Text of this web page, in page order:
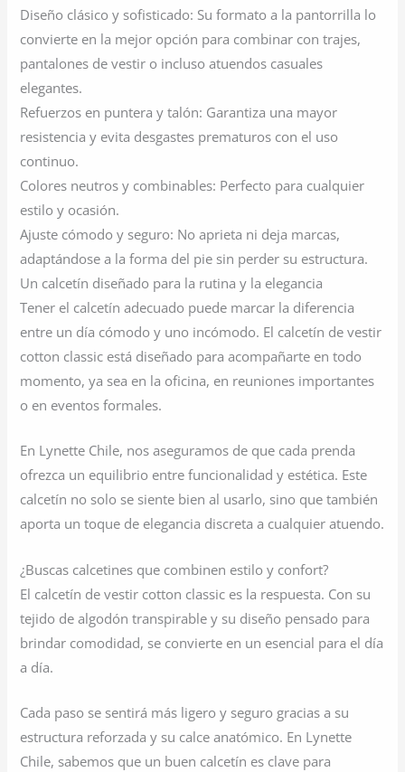
Diseño clásico y sofisticado: Su formato a la pantorrilla lo
convierte en la mejor opción para combinar con trajes,
pantalones de vestir o incluso atuendos casuales
elegantes.
Refuerzos en puntera y talón: Garantiza una mayor
resistencia y evita desgastes prematuros con el uso
continuo.
Colores neutros y combinables: Perfecto para cualquier
estilo y ocasión.
Ajuste cómodo y seguro: No aprieta ni deja marcas,
adaptándose a la forma del pie sin perder su estructura.
Un calcetín diseñado para la rutina y la elegancia
Tener el calcetín adecuado puede marcar la diferencia
entre un día cómodo y uno incómodo. El calcetín de vestir
cotton classic está diseñado para acompañarte en todo
momento, ya sea en la oficina, en reuniones importantes
o en eventos formales.
En Lynette Chile, nos aseguramos de que cada prenda
ofrezca un equilibrio entre funcionalidad y estética. Este
calcetín no solo se siente bien al usarlo, sino que también
aporta un toque de elegancia discreta a cualquier atuendo.
¿Buscas calcetines que combinen estilo y confort?
El calcetín de vestir cotton classic es la respuesta. Con su
tejido de algodón transpirable y su diseño pensado para
brindar comodidad, se convierte en un esencial para el día
a día.
Cada paso se sentirá más ligero y seguro gracias a su
estructura reforzada y su calce anatómico. En Lynette
Chile, sabemos que un buen calcetín es clave para